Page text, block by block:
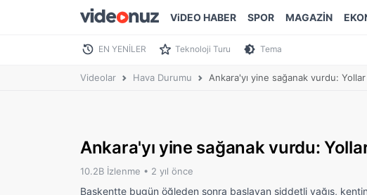
ViDEO HABER SPOR MAGAZİN
EN YENİLER Teknoloji Turu Tema
Videolar Hava Durumu Ankara'yı yine sağanak vurdu:
Ankara'yı yine sağanak vurdu:
10.2B İzlenme • 2 yıl önce
Başkentte bugün öğleden sonra başlayan şiddetli yağış,